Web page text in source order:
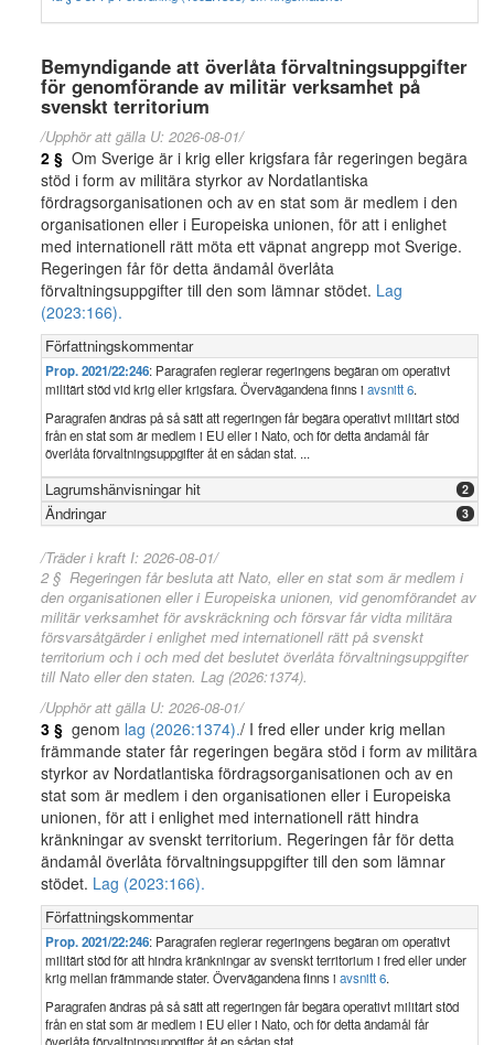
Bemyndigande att överlåta förvaltningsuppgifter
för genomförande av militär verksamhet på
svenskt territorium
/Upphör att gälla U: 2026-08-01/
2 § Om Sverige är i krig eller krigsfara får regeringen begära
stöd i form av militära styrkor av Nordatlantiska
fördragsorganisationen och av en stat som är medlem i den
organisationen eller i Europeiska unionen, för att i enlighet
med internationell rätt möta ett väpnat angrepp mot Sverige.
Regeringen får för detta ändamål överlåta
förvaltningsuppgifter till den som lämnar stödet. Lag
(2023:166).
Författningskommentar
Prop. 2021/22:246: Paragrafen reglerar regeringens begäran om operativt
militärt stöd vid krig eller krigsfara. Övervägandena finns i avsnitt 6.
Paragrafen ändras på så sätt att regeringen får begära operativt militärt stöd
från en stat som är medlem i EU eller i Nato, och för detta ändamål får
överlåta förvaltningsuppgifter åt en sådan stat. ...
Lagrumshänvisningar hit 2
Ändringar 3
/Träder i kraft I: 2026-08-01/
2 § Regeringen får besluta att Nato, eller en stat som är medlem i
den organisationen eller i Europeiska unionen, vid genomförandet av
militär verksamhet för avskräckning och försvar får vidta militära
försvarsåtgärder i enlighet med internationell rätt på svenskt
territorium och i och med det beslutet överlåta förvaltningsuppgifter
till Nato eller den staten. Lag (2026:1374).
/Upphör att gälla U: 2026-08-01/
3 § genom lag (2026:1374)./ I fred eller under krig mellan
främmande stater får regeringen begära stöd i form av militära
styrkor av Nordatlantiska fördragsorganisationen och av en
stat som är medlem i den organisationen eller i Europeiska
unionen, för att i enlighet med internationell rätt hindra
kränkningar av svenskt territorium. Regeringen får för detta
ändamål överlåta förvaltningsuppgifter till den som lämnar
stödet. Lag (2023:166).
Författningskommentar
Prop. 2021/22:246: Paragrafen reglerar regeringens begäran om operativt
militärt stöd för att hindra kränkningar av svenskt territorium i fred eller under
krig mellan främmande stater. Övervägandena finns i avsnitt 6.
Paragrafen ändras på så sätt att regeringen får begära operativt militärt stöd
från en stat som är medlem i EU eller i Nato, och för detta ändamål får